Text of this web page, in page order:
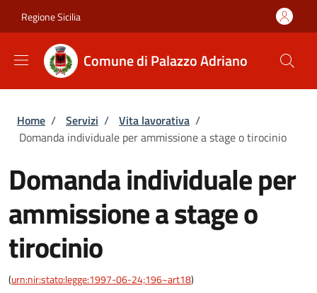
Regione Sicilia
Comune di Palazzo Adriano
Briciole di pane
Home / Servizi / Vita lavorativa /
Domanda individuale per ammissione a stage o tirocinio
Domanda individuale per
ammissione a stage o
tirocinio
(urn:nir:stato:legge:1997-06-24;196~art18)